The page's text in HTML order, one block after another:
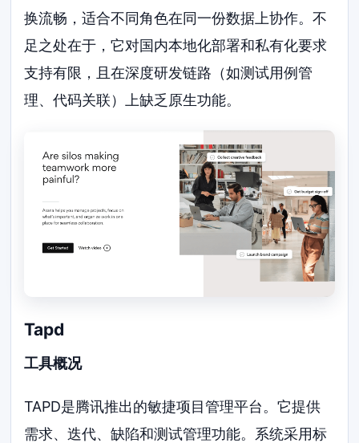
换流畅，适合不同角色在同一份数据上协作。不
足之处在于，它对国内本地化部署和私有化要求
支持有限，且在深度研发链路（如测试用例管
理、代码关联）上缺乏原生功能。
Tapd
工具概况
TAPD是腾讯推出的敏捷项目管理平台。它提供
需求、迭代、缺陷和测试管理功能。系统采用标